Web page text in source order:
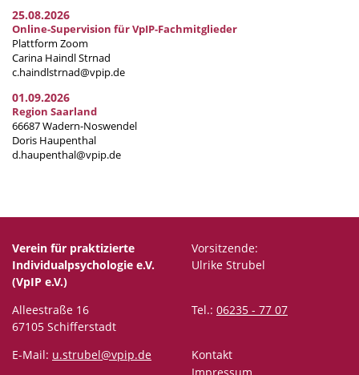
25.08.2026
Online-Supervision für VpIP-Fachmitglieder
Plattform Zoom
Carina Haindl Strnad
c.haindlstrnad@vpip.de
01.09.2026
Region Saarland
66687 Wadern-Noswendel
Doris Haupenthal
d.haupenthal@vpip.de
Verein für praktizierte
Individualpsychologie e.V.
(VpIP e.V.)
Vorsitzende:
Ulrike Strubel
Alleestraße 16
67105 Schifferstadt
Tel.: 06235 - 77 07
E-Mail: u.strubel@vpip.de
Kontakt